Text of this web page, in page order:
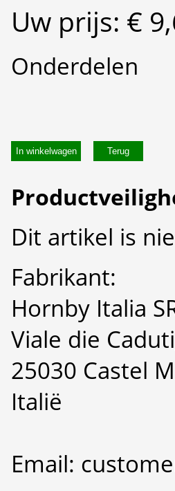
Uw prijs: €
Onderdelen
In winkelwagen
Dit artikel is
Fabrikant:
Hornby Italia
Viale die
25030 Castel
Italië
Email: